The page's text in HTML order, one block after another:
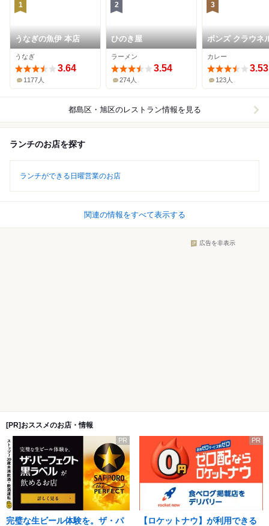
1
うなぎの魚伊 本店
うなぎ
3.64
1177人
2
ひのき屋
ラーメン
3.54
274人
3
ボンズ クラウネ
カレー
3.53
123人
都島区・旭区のレストラン情報を見る
ランチのお店を探す
ランチができる日曜営業のお店
関連の情報をすべて表示する
広告を非表示
[PR]おススメのお店・情報
PR
完璧な生ビール体験を。ザ・パ
PR
【ロケットナウ】が利用できる